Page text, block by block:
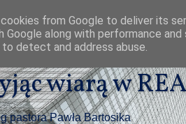
wiarą w
pastora Pawła Bartosika
from Google to deliver its
Google along with performance
detect and address abuse.